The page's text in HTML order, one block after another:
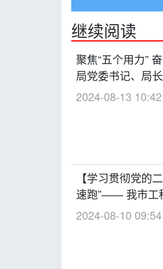
继续阅读
聚焦“五个用力”
局党委书记、局
2024-08-13 10:42
【学习贯彻党的
速跑”—— 我市工
2024-08-10 09:54